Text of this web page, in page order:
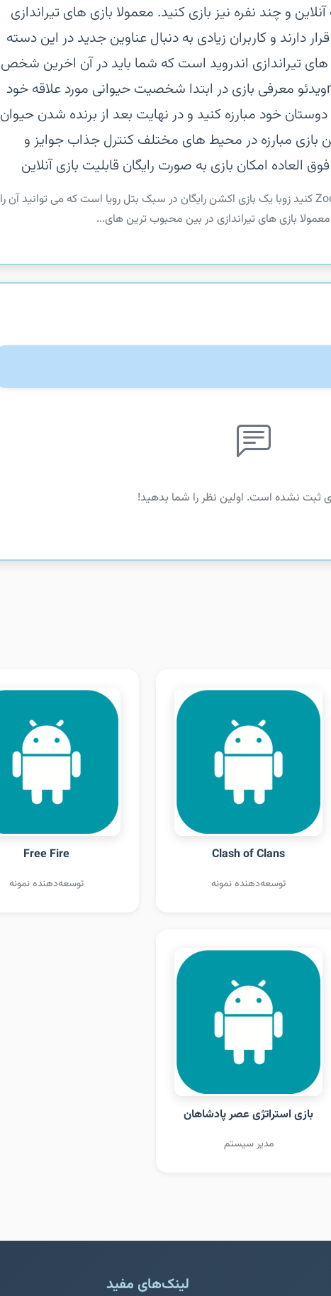
و چند نفره نیز بازی کنید. معمولا بازی های تیراندازی
دارند و کاربران زیادی به دنبال عناوین جدید در این دسته
های تیراندازی اندروید است که شما باید در آن اخرین شخص
بازمانده باشید تا برنده شوید.\n\nویدئو معرفی بازی‏ در ابتدا شخصیت حیوانی مورد علاقه خود
دوستان خود مبارزه کنید و در نهایت بعد از برنده شدن حیوان
بازی‏ مبارزه در محیط های مختلف‏ کنترل جذاب‏ جوایز و
العاده‏ امکان بازی به صورت رایگان‏ قابلیت بازی آنلاین
‏‏خود را آماده یک ماجراجویی جذاب با Zooba کنید زوبا یک بازی اکشن رایگان در سبک بتل رویا است که می توانید آن را
بازی های تیراندازی در بین محبوب ترین های...
ثبت نشده است. اولین نظر را شما بدهید!
Clash of Clans
توسعه‌دهنده نمونه
Free Fire
توسعه‌دهنده نمونه
بازی استراتژی عصر پادشاهان
مدیر سیستم
لینک‌های مفید